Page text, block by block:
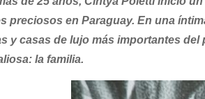
preciosos en Paraguay. En una
y casas de lujo más importantes
la familia.